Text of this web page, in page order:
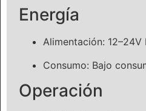
Energía
Alimentación: 12–24V
Consumo: Bajo
Operación